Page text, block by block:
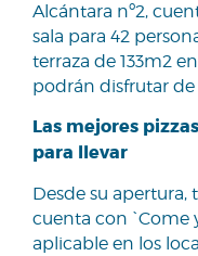
Alcántara nº2,
sala para 42
terraza de 133m2
podrán disfrutar de
Las mejores
para llevar
Desde su apertura,
cuenta con `Come
aplicable en los